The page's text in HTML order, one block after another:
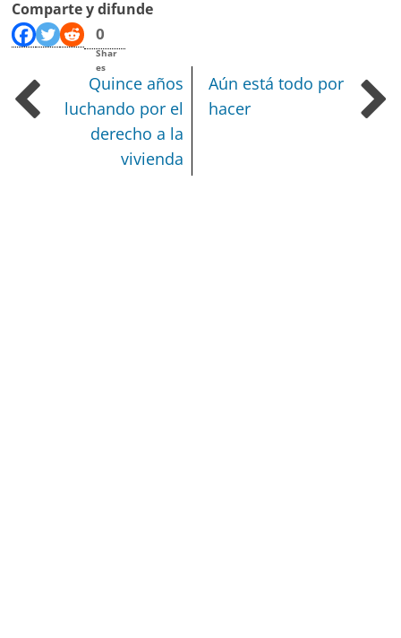
Comparte y difunde
0
Shar
es
Quince años
luchando por el
derecho a la
vivienda
Aún está todo por
hacer